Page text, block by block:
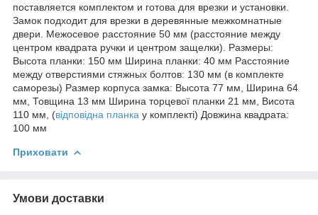
поставляется комплектом и готова для врезки и установки.
Замок подходит для врезки в деревянные межкомнатные
двери. Межосевое расстояние 50 мм (расстояние между
центром квадрата ручки и центром защелки). Размеры:
Высота планки: 150 мм Ширина планки: 40 мм Расстояние
между отверстиями стяжных болтов: 130 мм (в комплекте
саморезы) Размер корпуса замка: Высота 77 мм, Ширина 64
мм, Товщина 13 мм Ширина торцевої планки 21 мм, Висота
110 мм, (відповідна планка у комплекті) Довжина квадрата:
100 мм
Приховати
Умови доставки